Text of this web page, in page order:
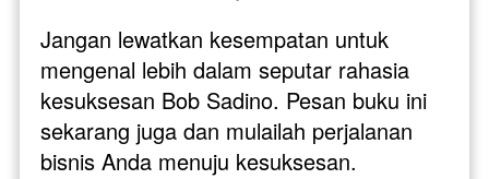
Jangan lewatkan kesempatan untuk
mengenal lebih dalam seputar rahasia
kesuksesan Bob Sadino. Pesan buku ini
sekarang juga dan mulailah perjalanan
bisnis Anda menuju kesuksesan.